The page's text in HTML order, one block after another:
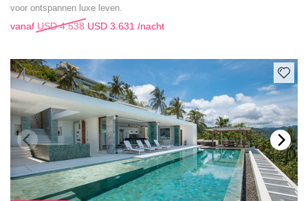
voor ontspannen luxe leven.
vanaf USD 4.538 USD 3.631 /nacht